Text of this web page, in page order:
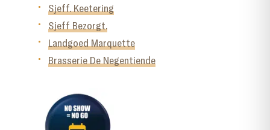
Sjeff. Keetering
Sjeff Bezorgt.
Landgoed Marquette
Brasserie De Negentiende